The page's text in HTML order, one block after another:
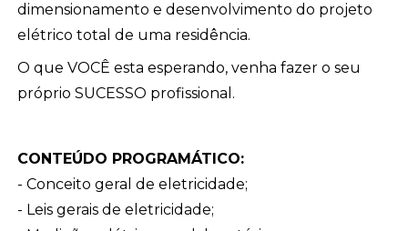
dimensionamento e desenvolvimento do projeto
elétrico total de uma residência.
O que VOCÊ esta esperando, venha fazer o seu
próprio SUCESSO profissional.
CONTEÚDO PROGRAMÁTICO:
- Conceito geral de eletricidade;
- Leis gerais de eletricidade;